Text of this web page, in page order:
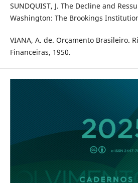
SUNDQUIST, J. The Decline and
Washington: The Brookings
VIANA, A. de. Orçamento Brasileiro.
Financeiras, 1950.